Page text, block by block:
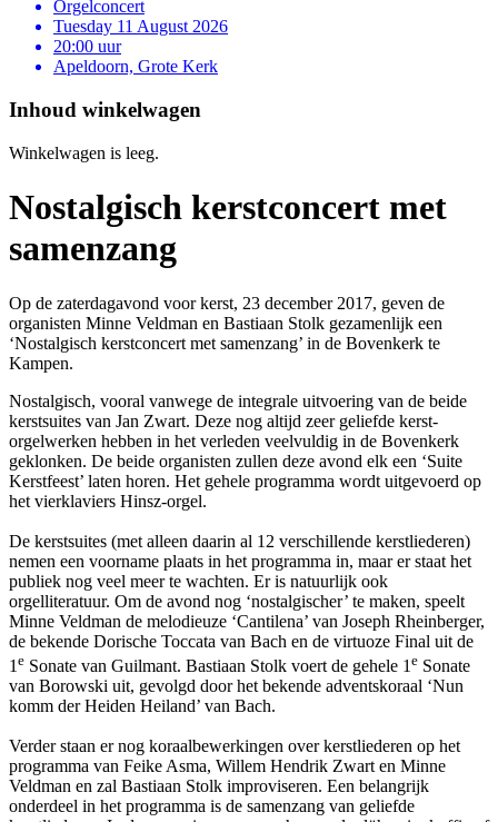
Orgelconcert
Tuesday 11 August 2026
20:00 uur
Apeldoorn, Grote Kerk
Inhoud winkelwagen
Winkelwagen is leeg.
Nostalgisch kerstconcert met
samenzang
Op de zaterdagavond voor kerst, 23 december 2017, geven de
organisten Minne Veldman en Bastiaan Stolk gezamenlijk een
‘Nostalgisch kerstconcert met samenzang’ in de Bovenkerk te
Kampen.
Nostalgisch, vooral vanwege de integrale uitvoering van de beide
kerstsuites van Jan Zwart. Deze nog altijd zeer geliefde kerst-
orgelwerken hebben in het verleden veelvuldig in de Bovenkerk
geklonken. De beide organisten zullen deze avond elk een ‘Suite
Kerstfeest’ laten horen. Het gehele programma wordt uitgevoerd op
het vierklaviers Hinsz-orgel.
De kerstsuites (met alleen daarin al 12 verschillende kerstliederen)
nemen een voorname plaats in het programma in, maar er staat het
publiek nog veel meer te wachten. Er is natuurlijk ook
orgelliteratuur. Om de avond nog ‘nostalgischer’ te maken, speelt
Minne Veldman de melodieuze ‘Cantilena’ van Joseph Rheinberger,
de bekende Dorische Toccata van Bach en de virtuoze Final uit de
1 e Sonate van Guilmant. Bastiaan Stolk voert de gehele 1 e Sonate
van Borowski uit, gevolgd door het bekende adventskoraal ‘Nun
komm der Heiden Heiland’ van Bach.
Verder staan er nog koraalbewerkingen over kerstliederen op het
programma van Feike Asma, Willem Hendrik Zwart en Minne
Veldman en zal Bastiaan Stolk improviseren. Een belangrijk
onderdeel in het programma is de samenzang van geliefde